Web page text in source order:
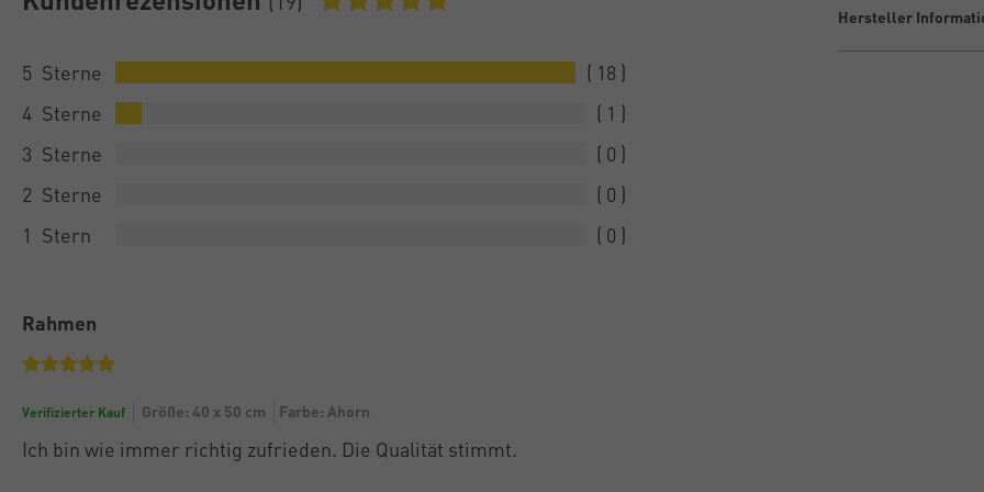
5
18
4
1
3
0
2
0
1
0
Rahmen
Verifizierter Kauf Größe: 40 x 50 cm Farbe: Ahorn
Ich bin wie immer richtig zufrieden. Die Qualität stimmt.
Hersteller